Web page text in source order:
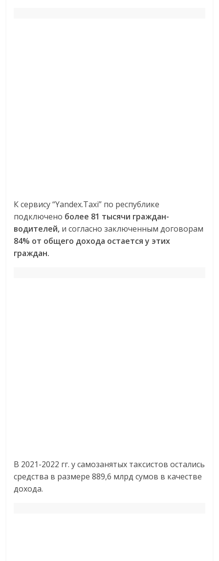
К сервису “Yandex.Taxi” по республике
подключено более 81 тысячи граждан-
водителей, и согласно заключенным договорам
84% от общего дохода остается у этих
граждан.
В 2021-2022 гг. у самозанятых таксистов остались
средства в размере 889,6 млрд сумов в качестве
дохода.